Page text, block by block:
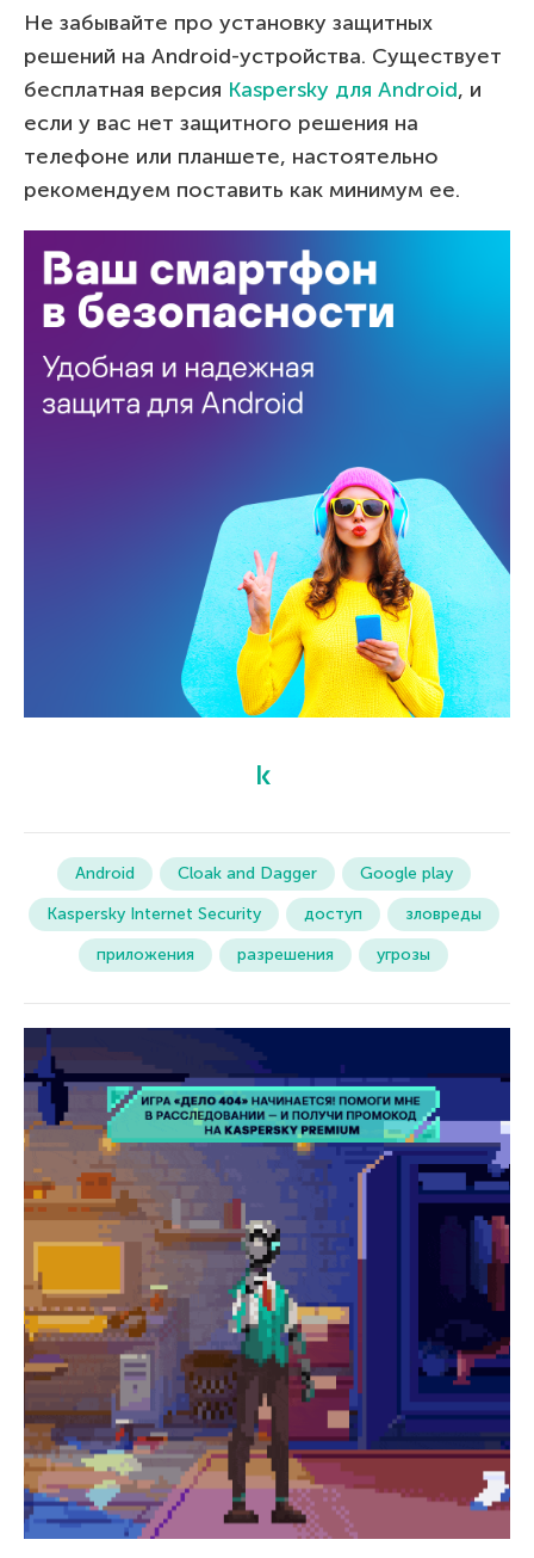
Не забывайте про установку защитных
решений на Android-устройства. Существует
бесплатная версия Kaspersky для Android, и
если у вас нет защитного решения на
телефоне или планшете, настоятельно
рекомендуем поставить как минимум ее.
Android Cloak and Dagger
Google play
Kaspersky Internet Security
доступ
зловреды
приложения
разрешения угрозы